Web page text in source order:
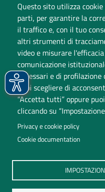
Questo sito utilizza
parti, per garantire la
il traffico e, con il tuo
altri strumenti di
video e misurare
comunicazione
necessari e di
Puoi scegliere di
“Accetta tutti” oppure
cliccando su
Privacy e cookie policy
Cookie documentation
Università degli Studi
Sede legale: via Ravasi 2,
P.IVA 02481820120
(C.F. 95039180120)
PEC: ateneo@
Cambia idea sui cookie
Dati di monitoraggio